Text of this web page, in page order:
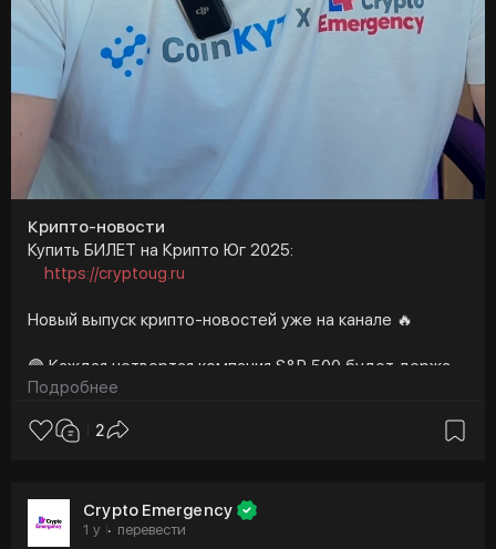
Крипто-новости
Купить БИЛЕТ на Крипто Юг 2025:
https://cryptoug.ru
Новый выпуск крипто-новостей уже на канале 🔥
🟣 Каждая четвертая компания S&P 500 будет держать
биткоин к 2030 году
🟣 Топ-менеджер MEXC Трейси Цзинь: У токенизации
🟣 Крипторынок потерял $100 млрд за выходные:
паника или здоровая коррекция?
Подробнее
2
Crypto Emergency
1 y · перевести